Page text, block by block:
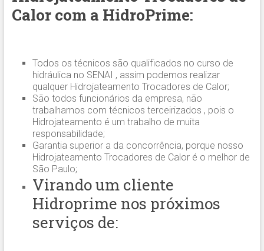
Calor com a HidroPrime:
Todos os técnicos são qualificados no curso de
hidráulica no SENAI , assim podemos realizar
qualquer Hidrojateamento Trocadores de Calor;
São todos funcionários da empresa, não
trabalhamos com técnicos terceirizados , pois o
Hidrojateamento é um trabalho de muita
responsabilidade;
Garantia superior a da concorrência, porque nosso
Hidrojateamento Trocadores de Calor é o melhor de
São Paulo;
Virando um cliente
Hidroprime nos próximos
serviços de: